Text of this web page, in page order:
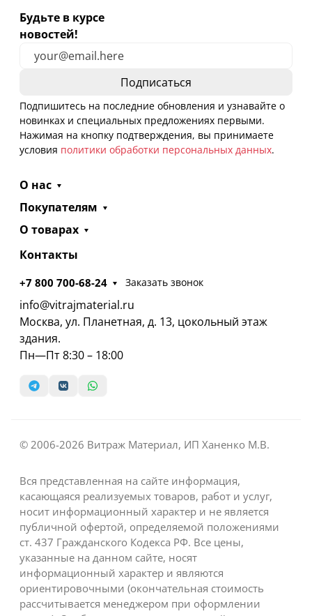
Будьте в курсе
новостей!
Подпишитесь на последние обновления и узнавайте о
новинках и специальных предложениях первыми.
Нажимая на кнопку подтверждения, вы принимаете
условия политики обработки персональных данных.
О нас
Покупателям
О товарах
Контакты
+7 800 700-68-24 Заказать звонок
info@vitrajmaterial.ru
Москва, ул. Планетная, д. 13, цокольный этаж
здания.
Пн—Пт 8:30 – 18:00
© 2006-2026 Витраж Материал, ИП Ханенко М.В.
Вся представленная на сайте информация,
касающаяся реализуемых товаров, работ и услуг,
носит информационный характер и не является
публичной офертой, определяемой положениями
ст. 437 Гражданского Кодекса РФ. Все цены,
указанные на данном сайте, носят
информационный характер и являются
ориентировочными (окончательная стоимость
рассчитывается менеджером при оформлении